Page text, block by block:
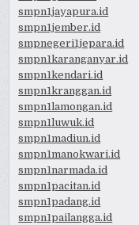
smpn1jayapura.id
smpn1jember.id
smpnegeri1jepara.id
smpn1karanganyar.id
smpn1kendari.id
smpn1kranggan.id
smpn1lamongan.id
smpn1luwuk.id
smpn1madiun.id
smpn1manokwari.id
smpn1narmada.id
smpn1pacitan.id
smpn1padang.id
smpn1pailangga.id